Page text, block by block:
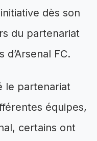
dès son
du partenariat
FC.
le partenariat
équipes,
certains ont